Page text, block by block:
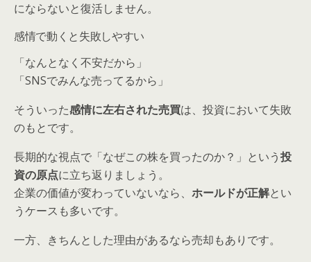
にならないと復活しません。
感情で動くと失敗しやすい
「なんとなく不安だから」
「SNSでみんな売ってるから」
そういった感情に左右された売買は、投資において失敗
のもとです。
長期的な視点で「なぜこの株を買ったのか？」という投
資の原点に立ち返りましょう。
企業の価値が変わっていないなら、 ホールドが正解とい
うケースも多いです。
一方、きちんとした理由があるなら売却もありです。